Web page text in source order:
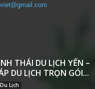
THÁI DU LỊCH YẾN –
DU LỊCH TRỌN GÓI...
Lịch